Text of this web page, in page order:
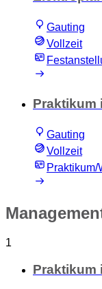
Gauting
Vollzeit
Praktikum
Gauting
Vollzeit
Praktikum/
1
Praktikum